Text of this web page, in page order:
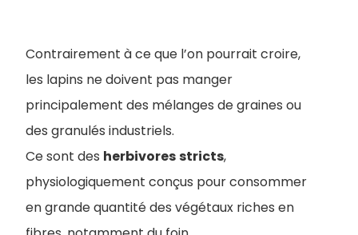
Contrairement à ce que l’on pourrait croire,
les lapins ne doivent pas manger
principalement des mélanges de graines ou
des granulés industriels.
Ce sont des herbivoresstricts,
physiologiquement conçus pour consommer
en grande quantité des végétaux riches en